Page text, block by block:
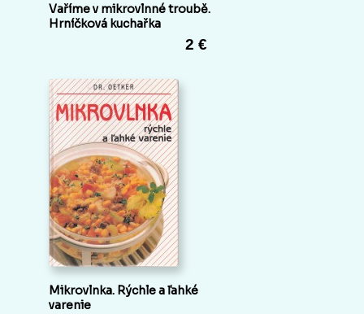
Vaříme v mikrovlnné troubě.
Hrníčková kuchařka
2 €
Mikrovlnka. Rýchle a ľahké
varenie